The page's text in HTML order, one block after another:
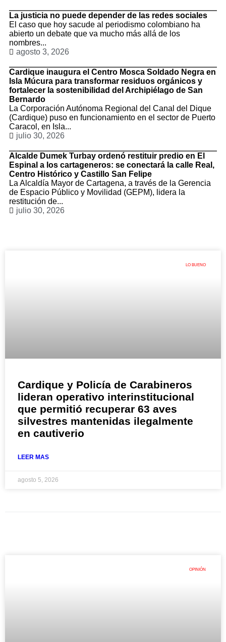
La justicia no puede depender de las redes sociales
El caso que hoy sacude al periodismo colombiano ha
abierto un debate que va mucho más allá de los
nombres...
agosto 3, 2026
Cardique inaugura el Centro Mosca Soldado Negra en
Isla Múcura para transformar residuos orgánicos y
fortalecer la sostenibilidad del Archipiélago de San
Bernardo
La Corporación Autónoma Regional del Canal del Dique
(Cardique) puso en funcionamiento en el sector de Puerto
Caracol, en Isla...
julio 30, 2026
Alcalde Dumek Turbay ordenó restituir predio en El
Espinal a los cartageneros: se conectará la calle Real,
Centro Histórico y Castillo San Felipe
La Alcaldía Mayor de Cartagena, a través de la Gerencia
de Espacio Público y Movilidad (GEPM), lidera la
restitución de...
julio 30, 2026
LO BUENO
Cardique y Policía de Carabineros
lideran operativo interinstitucional
que permitió recuperar 63 aves
silvestres mantenidas ilegalmente
en cautiverio
LEER MAS
agosto 5, 2026
OPINIÓN